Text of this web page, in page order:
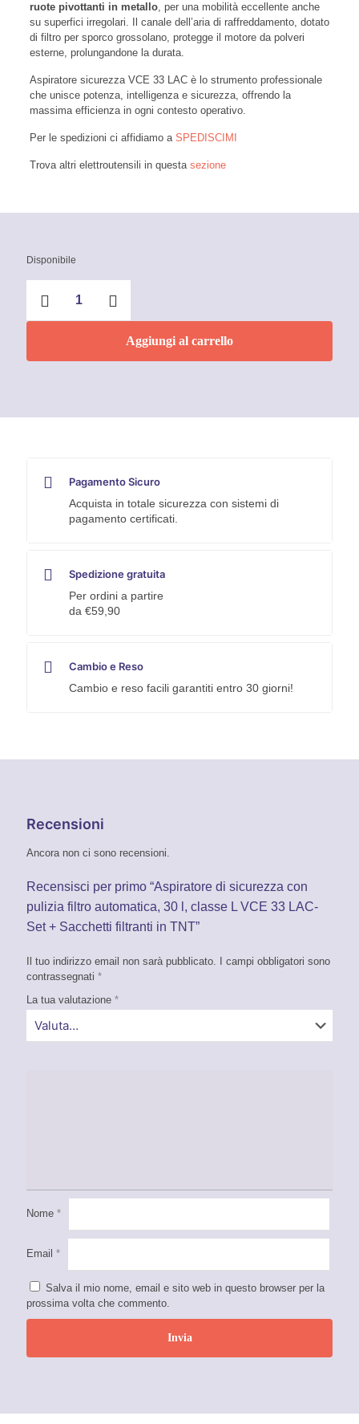
ruote pivottanti in metallo, per una mobilità eccellente anche
su superfici irregolari. Il canale dell’aria di raffreddamento, dotato
di filtro per sporco grossolano, protegge il motore da polveri
esterne, prolungandone la durata.
Aspiratore sicurezza VCE 33 LAC è lo strumento professionale
che unisce potenza, intelligenza e sicurezza, offrendo la
massima efficienza in ogni contesto operativo.
Per le spedizioni ci affidiamo a SPEDISCIMI
Trova altri elettroutensili in questa sezione
Disponibile
sicurezza
filtro
LAC-
Aggiungi al carrello
Pagamento Sicuro
Acquista in totale sicurezza con sistemi di
pagamento certificati.
Spedizione gratuita
Per ordini a partire
da €59,90
Cambio e Reso
Cambio e reso facili garantiti entro 30 giorni!
Recensioni
Ancora non ci sono recensioni.
Recensisci per primo “Aspiratore di sicurezza con
pulizia filtro automatica, 30 l, classe L VCE 33 LAC-
Set + Sacchetti filtranti in TNT”
Il tuo indirizzo email non sarà pubblicato.
I campi obbligatori sono
contrassegnati *
La tua valutazione *
Nome *
Email *
Salva il mio nome, email e sito web in questo browser per la
prossima volta che commento.